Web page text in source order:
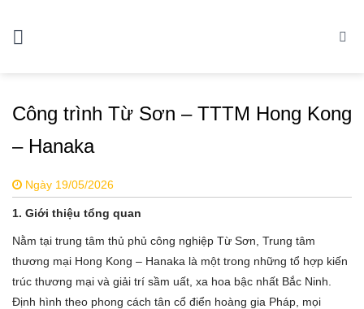
Công trình Từ Sơn – TTTM Hong Kong
– Hanaka
Ngày 19/05/2026
1. Giới thiệu tổng quan
Nằm tại trung tâm thủ phủ công nghiệp Từ Sơn, Trung tâm
thương mại Hong Kong – Hanaka là một trong những tổ hợp kiến
trúc thương mại và giải trí sầm uất, xa hoa bậc nhất Bắc Ninh.
Định hình theo phong cách tân cổ điển hoàng gia Pháp, mọi